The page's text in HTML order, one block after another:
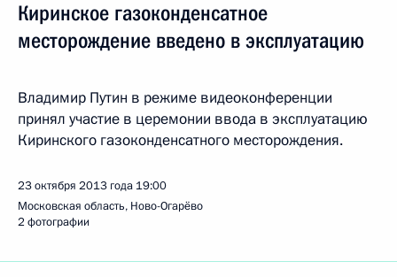
Киринское газоконденсатное
месторождение введено в эксплуатацию
Владимир Путин в режиме видеоконференции
принял участие в церемонии ввода в эксплуатацию
Киринского газоконденсатного месторождения.
23 октября 2013 года 19:00
Московская область, Ново-Огарёво
2 фотографии